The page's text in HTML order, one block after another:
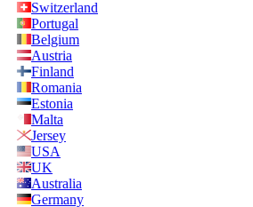
Switzerland
Portugal
Belgium
Austria
Finland
Romania
Estonia
Malta
Jersey
USA
UK
Australia
Germany